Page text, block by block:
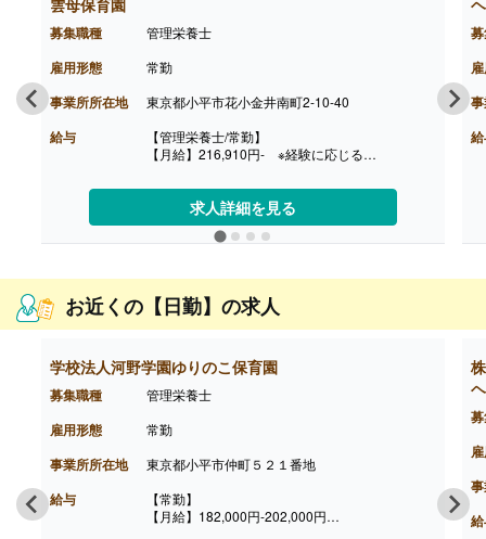
募集職種 管理栄養士
雇用形態 常勤
事業所所在地 東京都小平市花小金井南町2-10-40
給与
【管理栄養士/常勤】
【月給】216,910円- ※経験に応じる
・基本給 156,690円-
・時間外手当 15,720円-（10時間相当分、超過
分別途支給）
・資格手当 20,000円
・その他手当 9,500円
【賞与】年3回（7月・12月・4月) ※評価・業績に
よって変動あり
※それぞれの賞与に合わせ別途、処遇改善金等
【通勤手当】あり（全額支給）
【昇給】あり（年1回）
【退職金】あり
求人詳細を見る
お近くの【日勤】の求人
学校法人河野学園ゆりのこ保育園
募集職種 管理栄養士
雇用形態 常勤
事業所所在地 東京都小平市仲町５２１番地
給与
【常勤】
【月給】182,000円-202,000円